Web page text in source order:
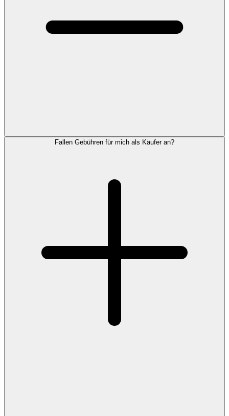
Fallen Gebühren für mich als Käufer an?